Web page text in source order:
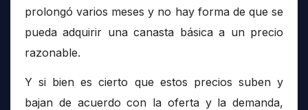
prolongó varios meses y no hay forma de que se
pueda adquirir una canasta básica a un precio
razonable.
Y si bien es cierto que estos precios suben y
bajan de acuerdo con la oferta y la demanda,